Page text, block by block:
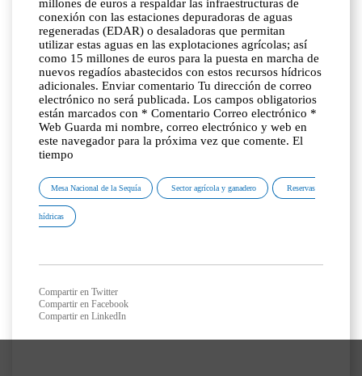
millones de euros a respaldar las infraestructuras de
conexión con las estaciones depuradoras de aguas
regeneradas (EDAR) o desaladoras que permitan
utilizar estas aguas en las explotaciones agrícolas; así
como 15 millones de euros para la puesta en marcha de
nuevos regadíos abastecidos con estos recursos hídricos
adicionales. Enviar comentario Tu dirección de correo
electrónico no será publicada. Los campos obligatorios
están marcados con * Comentario Correo electrónico *
Web Guarda mi nombre, correo electrónico y web en
este navegador para la próxima vez que comente. El
tiempo
Mesa Nacional de la Sequía Sector agrícola y ganadero Reservas
hídricas
Compartir en Twitter
Compartir en Facebook
Compartir en LinkedIn